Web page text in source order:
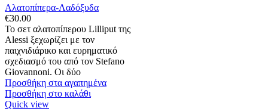
Αλατοπίπερα-Λαδόξυδα
€30.00
Το σετ αλατοπίπερου Lilliput της
Alessi ξεχωρίζει με τον
παιχνιδιάρικο και ευρηματικό
σχεδιασμό του από τον Stefano
Giovannoni. Οι δύο
Προσθήκη στα αγαπημένα
Προσθήκη στο καλάθι
Quick view